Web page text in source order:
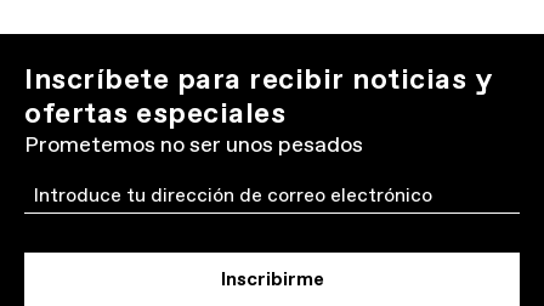
Inscríbete para recibir noticias y
ofertas especiales
Prometemos no ser unos pesados
Email
Inscribirme